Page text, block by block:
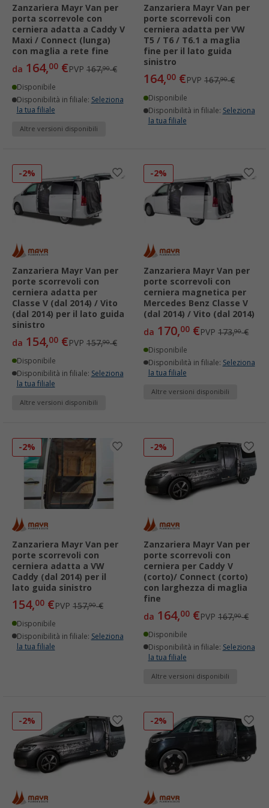
Zanzariera Mayr Van per
porta scorrevole con
cerniera adatta a Caddy V
Maxi / Connect (lunga)
con maglia a rete fine
da 164,00 €PVP 167,90€
Disponibile
Disponibilità in filiale: Seleziona
la tua filiale
Altre versioni disponibili
Zanzariera Mayr Van per
porte scorrevoli con
cerniera adatta per VW
T5 / T6 / T6.1 a maglia
fine per il lato guida
sinistro
164,00 €PVP 167,90€
Disponibile
Disponibilità in filiale: Seleziona
la tua filiale
-2%
Zanzariera Mayr Van per
porte scorrevoli con
cerniera adatta per
Classe V (dal 2014) / Vito
(dal 2014) per il lato guida
sinistro
da 154,00 €PVP 157,90€
Disponibile
Disponibilità in filiale: Seleziona
la tua filiale
Altre versioni disponibili
-2%
Zanzariera Mayr Van per
porte scorrevoli con
cerniera magnetica per
Mercedes Benz Classe V
(dal 2014) / Vito (dal 2014)
da 170,00 €PVP 173,90€
Disponibile
Disponibilità in filiale: Seleziona
la tua filiale
Altre versioni disponibili
-2%
Zanzariera Mayr Van per
porte scorrevoli con
cerniera adatta a VW
Caddy (dal 2014) per il
lato guida sinistro
154,00 €PVP 157,90€
Disponibile
Disponibilità in filiale: Seleziona
la tua filiale
-2%
Zanzariera Mayr Van per
porte scorrevoli con
cerniera per Caddy V
(corto)/ Connect (corto)
con larghezza di maglia
fine
da 164,00 €PVP 167,90€
Disponibile
Disponibilità in filiale: Seleziona
la tua filiale
Altre versioni disponibili
-2% -2%